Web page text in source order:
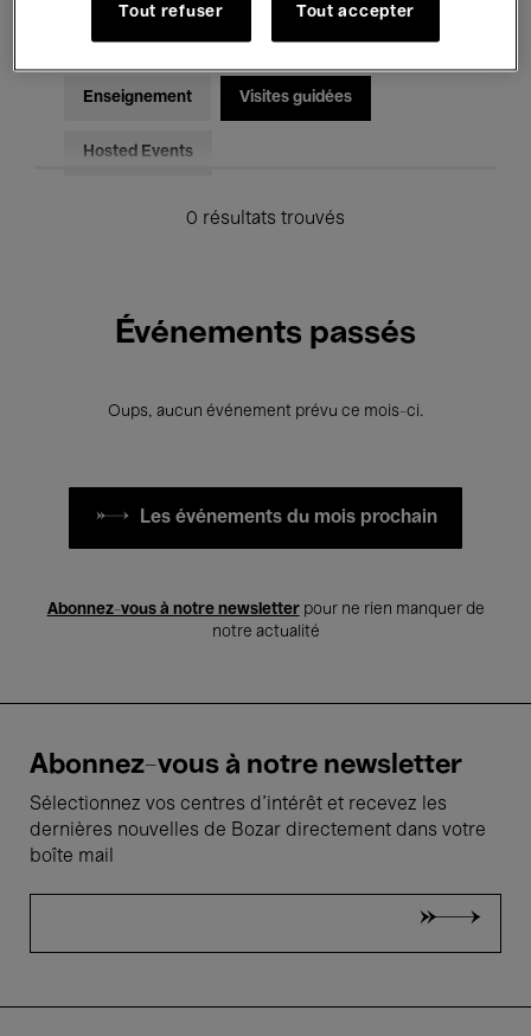
Pour tous Kids’ Palace
Enseignement Visites guidées
Hosted Events
0 résultats trouvés
Événements passés
Oups, aucun événement prévu ce mois-ci.
Les événements du mois prochain
Abonnez-vous à notre newsletterpour ne rien manquer de
notre actualité
Abonnez-vous à notre newsletter
Sélectionnez vos centres d'intérêt et recevez les
dernières nouvelles de Bozar directement dans votre
boîte mail
Tout refuser Tout accepter